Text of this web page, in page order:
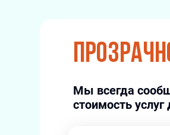
Мы всегда
стоимость